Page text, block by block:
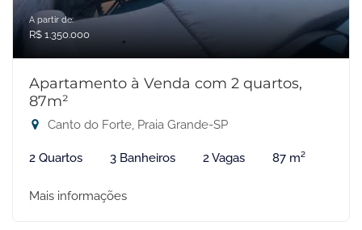
A partir de:
R$ 1.350.000
Apartamento à Venda com 2 quartos,
87m²
Canto do Forte, Praia Grande-SP
2 Quartos 3 Banheiros 2 Vagas 87 m²
Mais informações